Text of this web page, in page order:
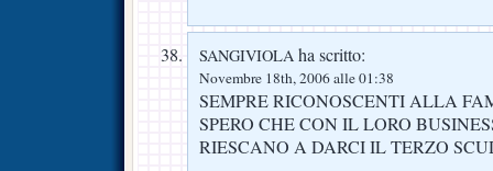
SANGIVIOLA ha scritto:
Novembre 18th, 2006 alle 01:38
SEMPRE RICONOSCENTI ALLA
SPERO CHE CON IL LORO
RIESCANO A DARCI IL TERZO